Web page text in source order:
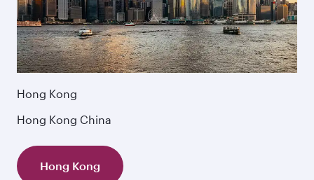
Hong Kong
Hong Kong China
Hong Kong